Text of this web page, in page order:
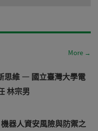
More →
思維 — 國立臺灣大學電
林宗男
器人資安風險與防禦之